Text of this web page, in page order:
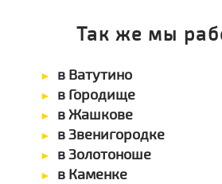
Так же мы
в Ватутино
в Городище
в Жашкове
в Звенигородке
в Золотоноше
в Каменке